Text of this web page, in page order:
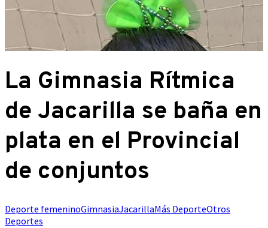
La Gimnasia Rítmica
de Jacarilla se baña en
plata en el Provincial
de conjuntos
Deporte femeninoGimnasiaJacarillaMás DeporteOtros
Deportes